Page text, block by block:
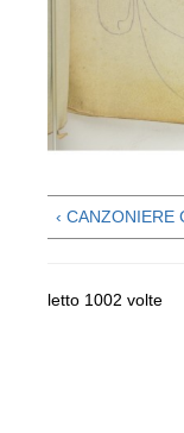
‹ CANZONIERE
letto 1002 volte